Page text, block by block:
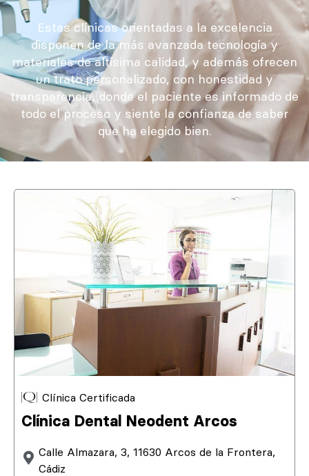
Estas clínicas orientadas a la excelencia
disponen de la más avanzada tecnología y
materiales de altísima calidad, y además ofrecen
un trato personalizado, con honestidad y
transparencia, donde el paciente es informado de
todo el proceso y siente la confianza de saber
que ha elegido bien.
Clínica Certificada
Clínica Dental Neodent Arcos
Calle Almazara, 3, 11630 Arcos de la Frontera,
Cádiz